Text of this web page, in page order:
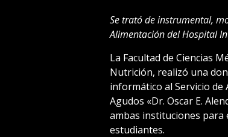
Se trató de instrumental,
Alimentación del Hospital
La Facultad de Ciencias
Nutrición, realizó una
informático al Servicio
Agudos «Dr. Oscar E.
ambas instituciones para
estudiantes.